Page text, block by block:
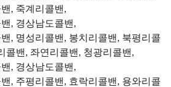
, 죽계리콜밴,
, 경상남도콜밴,
, 명성리콜밴, 봉치리콜밴, 북평리콜
콜밴, 좌연리콜밴, 청광리콜밴,
, 경상남도콜밴,
, 주평리콜밴, 효락리콜밴, 용와리콜